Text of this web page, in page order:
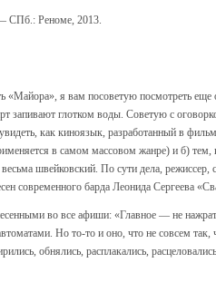
СПб.: Реноме, 2013.
«Майора», я вам посоветую посмотреть
запивают глотком воды. Советую с
как киноязык, разработанный в
в самом массовом жанре) и б) тем,
швейковский. По сути дела,
современного барда Леонида Сергеева
во все афиши: «Главное — не
Но то-то и оно, что не совсем
обнялись, расплакались,